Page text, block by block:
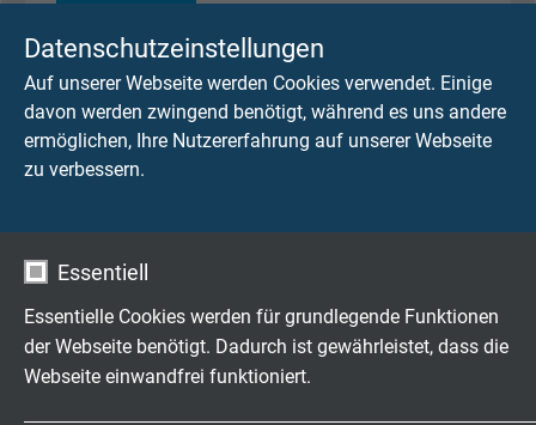
Datenschutzeinstellungen
Auf unserer Webseite werden Cookies verwendet. Einige
davon werden zwingend benötigt, während es uns andere
ermöglichen, Ihre Nutzererfahrung auf unserer Webseite
zu verbessern.
Essentiell
Essentielle Cookies werden für grundlegende Funktionen
der Webseite benötigt. Dadurch ist gewährleistet, dass die
Webseite einwandfrei funktioniert.
L62260307 3 x 0,75 mm² 0,21 mm
Artikel anfragen
L62260407
L62260507
L62260707 7 x 0,75 mm² 0,21 mm
Artikel anfragen